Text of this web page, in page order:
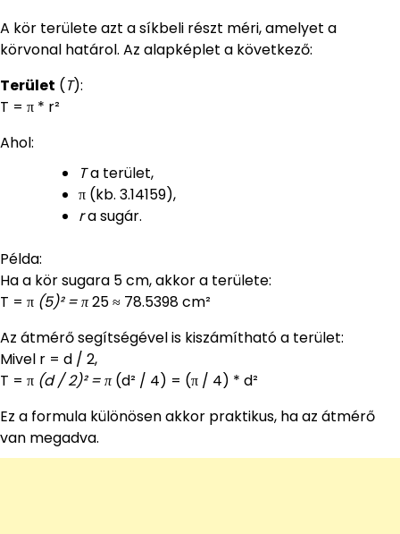
A kör területe azt a síkbeli részt méri, amelyet a
körvonal határol. Az alapképlet a következő:
Terület (T):
T = π * r²
Ahol:
Ta terület,
π (kb. 3.14159),
ra sugár.
Példa:
Ha a kör sugara 5 cm, akkor a területe:
T = π (5)² = π25 ≈ 78.5398 cm²
Az átmérő segítségével is kiszámítható a terület:
Mivel r = d / 2,
T = π (d / 2)² = π(d² / 4) = (π / 4) * d²
Ez a formula különösen akkor praktikus, ha az átmérő
van megadva.